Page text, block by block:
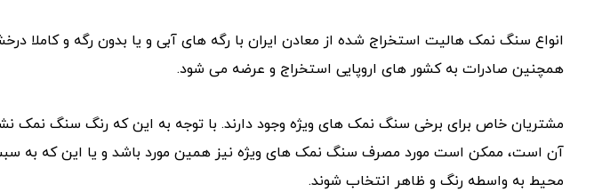
انواع سنگ نمک هالیت استخراج شده از معادن ایران با رگه های آبی و یا بدون رگه و کاملا
همچنین صادرات به کشور های اروپایی استخراج و عرضه می شود.
مشتریان خاص برای برخی سنگ نمک های ویژه وجود دارند. با توجه به این که رنگ سنگ نمک
آن است، ممکن است مورد مصرف سنگ نمک های ویژه نیز همین مورد باشد و یا این که به سبب
محیط به واسطه رنگ و ظاهر انتخاب شوند.